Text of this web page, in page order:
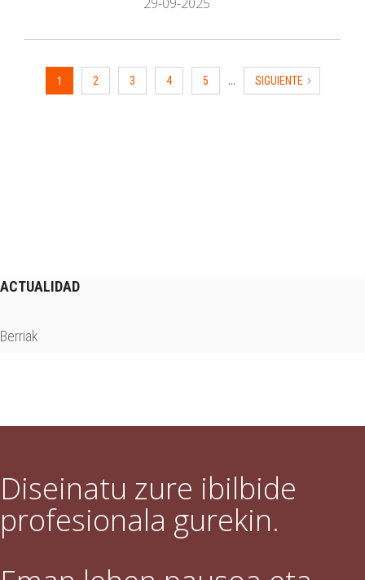
1 2 3 4 5 ... SIGUIENTE
ACTUALIDAD
Berriak
Diseinatu zure ibilbide
profesionala gurekin.